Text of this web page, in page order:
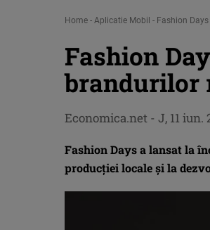
Home - Aplicatie Mobil - Fashion
Fashion
brandurilor
Fashion Days a lansat la
producției locale și la
Economica.net - J, 11 iun.